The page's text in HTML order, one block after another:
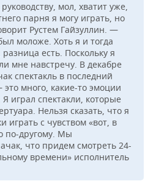
мол, хватит уже,
парня я могу играть, но
Рустем Гайзуллин. —
моложе. Хоть я и тогда
есть. Поскольку я
мне навстречу. В декабре
спектакль в последний
много, какие-то эмоции
Я играл спектакли, которые
Нельзя сказать, что я
играть с чувством «вот, в
по-другому. Мы
что придем смотреть 24-
времени» исполнитель